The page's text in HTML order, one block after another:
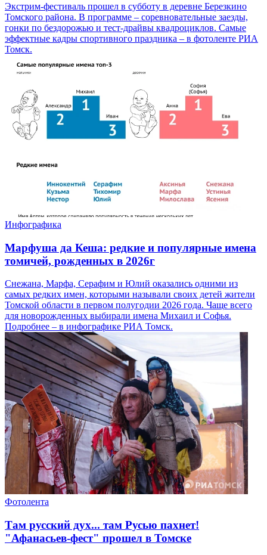
Экстрим-фестиваль прошел в субботу в деревне Березкино
Томского района. В программе – соревновательные заезды,
гонки по бездорожью и тест-драйвы квадроциклов. Самые
эффектные кадры спортивного праздника – в фотоленте РИА
Томск.
Инфографика
Марфуша да Кеша: редкие и популярные имена
томичей, рожденных в 2026г
Снежана, Марфа, Серафим и Юлий оказались одними из
самых редких имен, которыми называли своих детей жители
Томской области в первом полугодии 2026 года. Чаще всего
для новорожденных выбирали имена Михаил и Софья.
Подробнее – в инфографике РИА Томск.
Фотолента
Там русский дух... там Русью пахнет!
"Афанасьев-фест" прошел в Томске